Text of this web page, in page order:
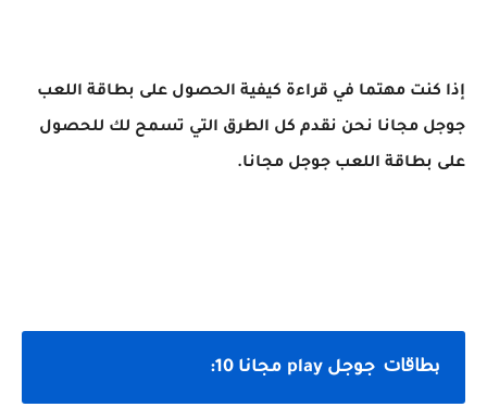
إذا كنت مهتما في قراءة كيفية الحصول على بطاقة اللعب
جوجل مجانا نحن نقدم كل الطرق التي تسمح لك للحصول
على بطاقة اللعب جوجل مجانا.
بطاقات جوجل play مجانا 10: